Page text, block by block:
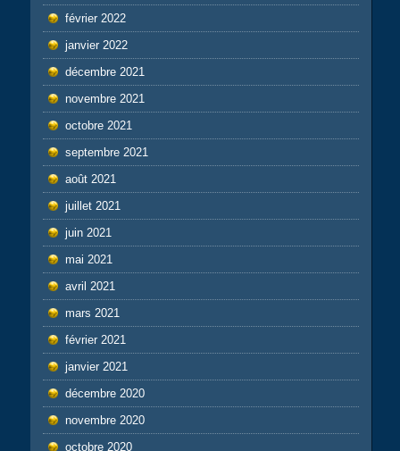
février 2022
janvier 2022
décembre 2021
novembre 2021
octobre 2021
septembre 2021
août 2021
juillet 2021
juin 2021
mai 2021
avril 2021
mars 2021
février 2021
janvier 2021
décembre 2020
novembre 2020
octobre 2020